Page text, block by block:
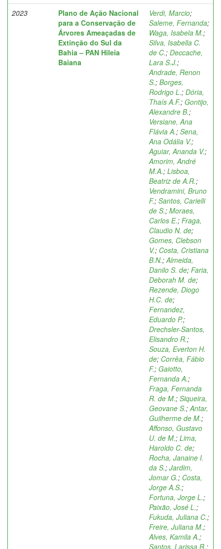
2023
Plano de Ação Nacional
para a Conservação de
Árvores Ameaçadas de
Extinção do Sul da
Bahia – PAN Hileia
Baiana
Verdi, Marcio;
Saleme, Fernanda;
Waga, Isabela M.;
Silva, Isabella C.
de C.; Deccache,
Lara S.J.;
Andrade, Renon
S.; Borges,
Rodrigo L.; Dória,
Thaís A.F.; Gontijo,
Alexandre B.;
Versiane, Ana
Flávia A.; Sena,
Ana Odália V.;
Aguiar, Ananda V.;
Amorim, André
M.A.; Lisboa,
Beatriz de A.R.;
Vendramini, Bruno
F.; Santos, Carielli
de S.; Moraes,
Carlos E.; Fraga,
Claudio N. de;
Gomes, Clebson
V.; Costa, Cristiana
B.N.;Almeida,
Danilo S. de; Faria,
Deborah M. de;
Rezende, Diogo
H.C. de;
Fernandez,
Eduardo P.;
Drechsler-Santos,
Elisandro R.;
Souza, Everton H.
de; Corrêa, Fábio
F.; Gaiotto,
Fernanda A.;
Fraga, Fernanda
R. de M.; Siqueira,
Geovane S.;Antar,
Guilherme de M.;
Affonso, Gustavo
U. de M.; Lima,
Haroldo C. de;
Rocha, Janaine I.
da S.; Jardim,
Jomar G.; Costa,
Jorge A.S.;
Fortuna, Jorge L.;
Paixão, José L.;
Fukuda, Juliana C.;
Freire, Juliana M.;
Alves, Kamila A.;
Santos, Larissa R.;